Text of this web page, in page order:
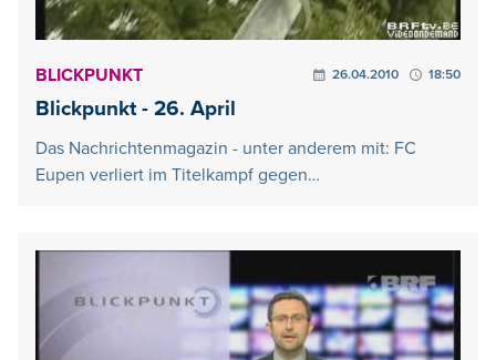
BLICKPUNKT 26.04.2010 18:50
Blickpunkt - 26. April
Das Nachrichtenmagazin - unter anderem mit: FC
Eupen verliert im Titelkampf gegen…